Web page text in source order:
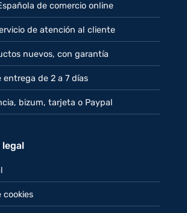
de comercio online
de atención al cliente
nuevos, con garantía
entrega de 2 a 7 días
bizum, tarjeta o Paypal
cookies